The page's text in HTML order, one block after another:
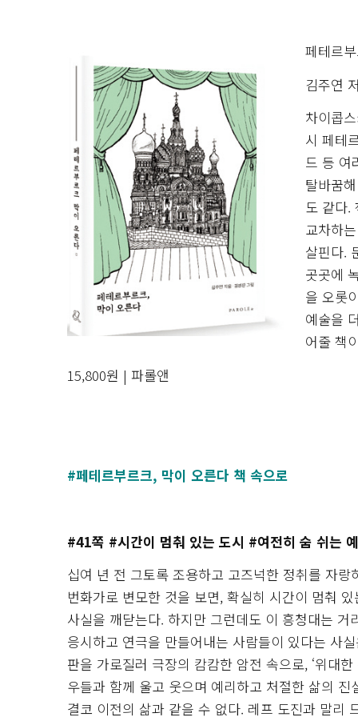
페테르
김주연
차이콥
시 페테
드 등 여
탈바꿈
도 같다.
교차하
살핀다.
곳곳에
을 오롯
예술을
어줄 책
15,800원 | 파롤앤
#페테르부르크, 막이 오른다 책 속으로
#41쪽 #시간이 멈춰 있는 도시 #여전히 숨 쉬는
십여 년 전 그토록 조용하고 고즈넉한 정취를 자
번화가로 변모한 것을 보면, 확실히 시간이 멈춰
사실을 깨닫는다. 하지만 그런데도 이 흥청대는
응시하고 연극을 만들어내는 사람들이 있다는 사
판을 가로질러 극장의 캄캄한 암전 속으로, ‘위대
우들과 함께 울고 웃으며 예리하고 처절한 삶의
결코 이전의 삶과 같을 수 없다. 레프 도진과 말리